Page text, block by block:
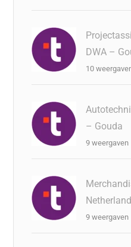
DWA –
10
– Gouda
9 weergaven
9 weergaven